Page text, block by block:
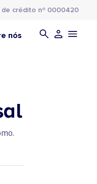
crédito nº 0000420
nós